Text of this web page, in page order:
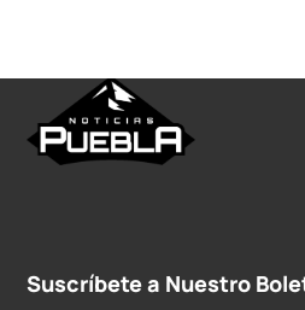
Suscríbete a Nuestro